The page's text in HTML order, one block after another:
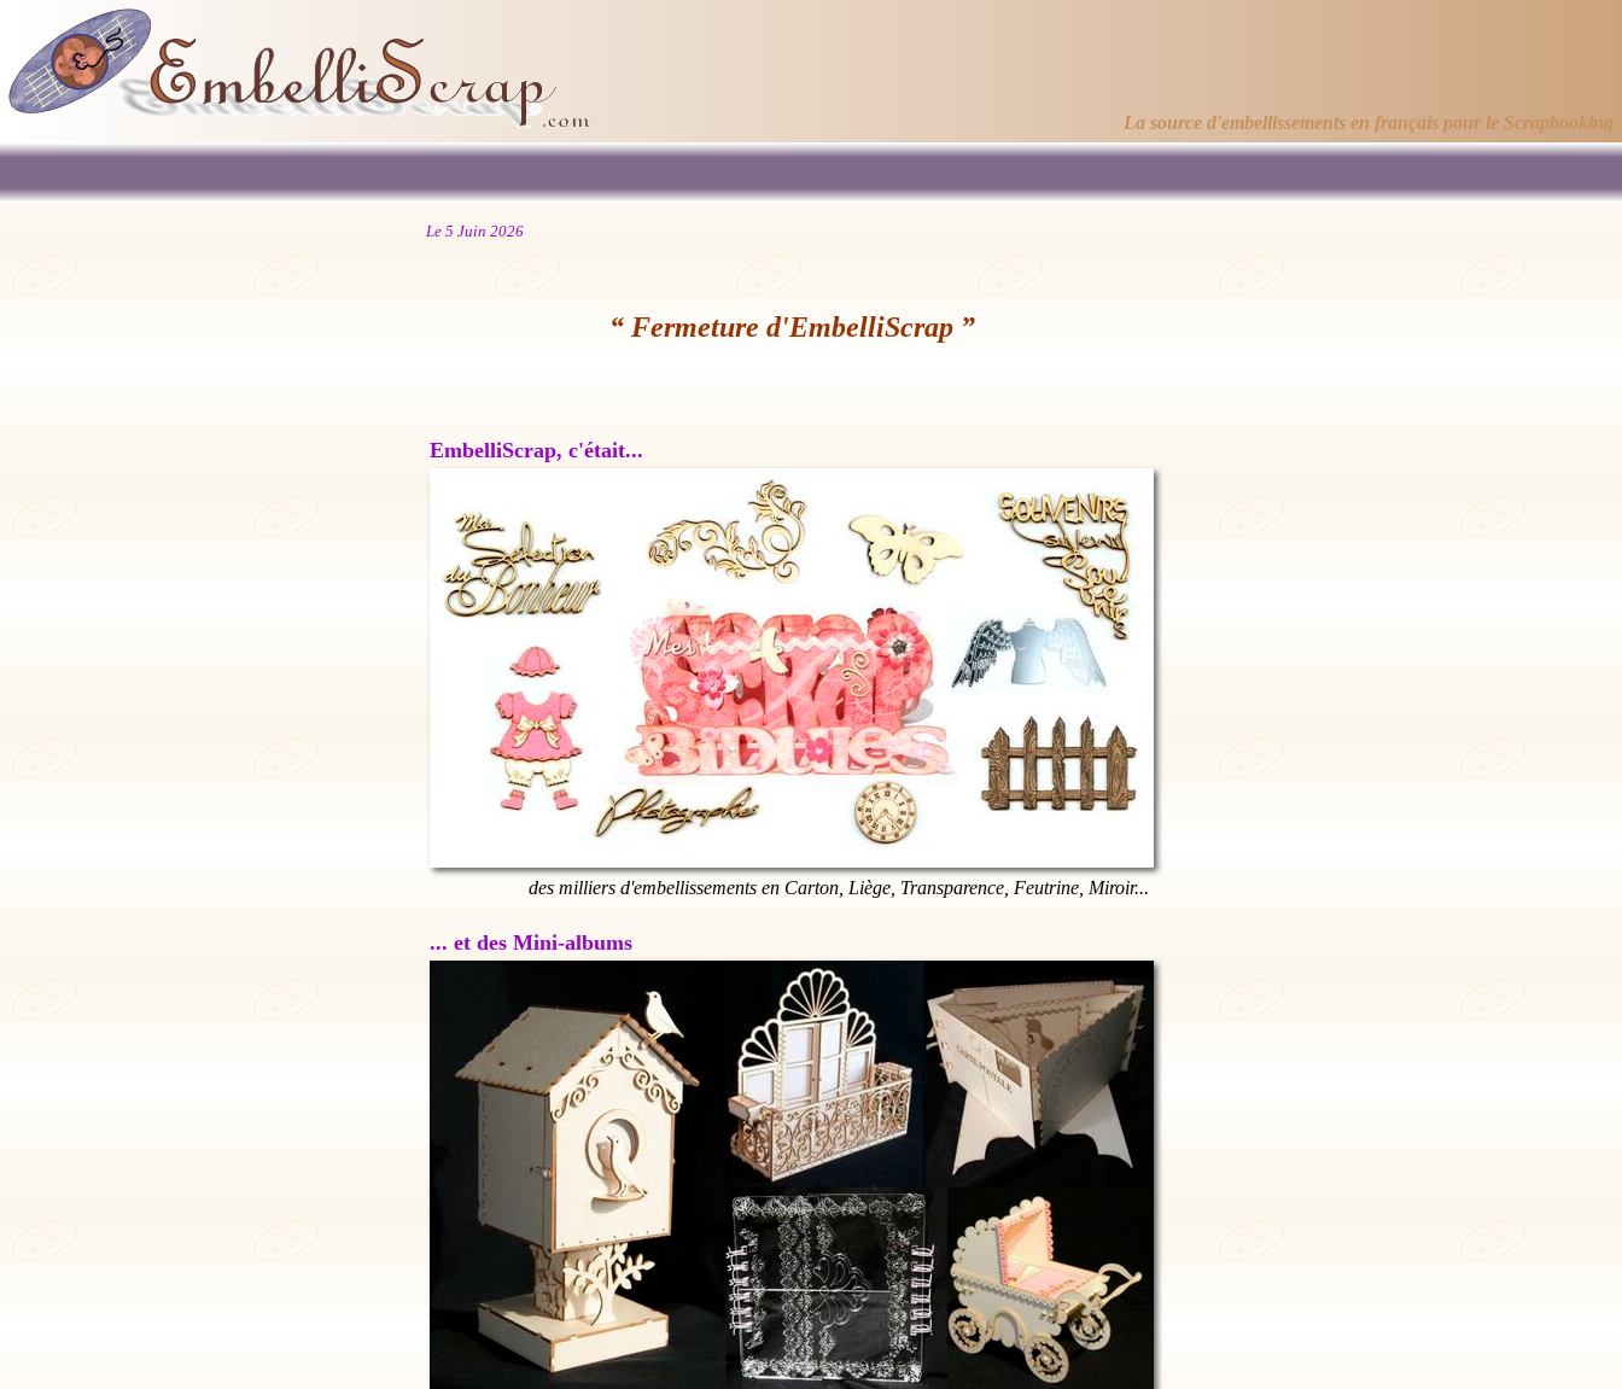
La source d'embellissements en français pour le Scrapbooking
Le 5 Juin 2026
“ Fermeture d'EmbelliScrap ”
EmbelliScrap, c'était...
des milliers d'embellissements en Carton, Liège, Transparence, Feutrine, Miroir...
... et des Mini-albums